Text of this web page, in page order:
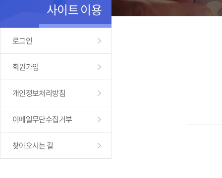
사이트 이용
로그인
회원가입
개인정보처리방침
이메일무단수집거부
찾아오시는 길